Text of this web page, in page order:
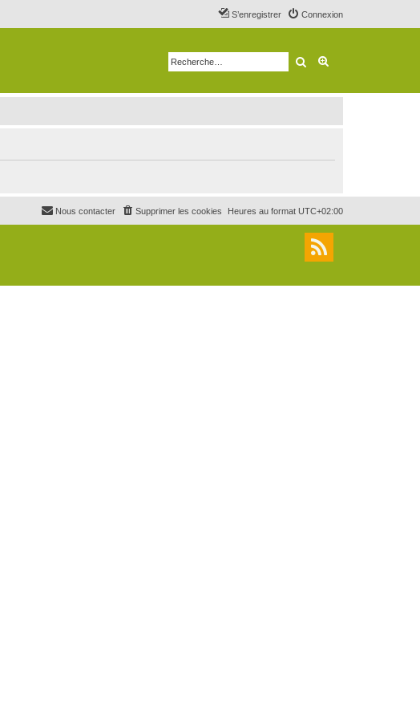
Connexion
S’enregistrer
Rechercher
Heures au format UTC+02:00
Supprimer les cookies
Nous contacter